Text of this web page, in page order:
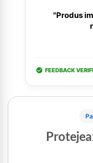
"Produs
FEEDBACK